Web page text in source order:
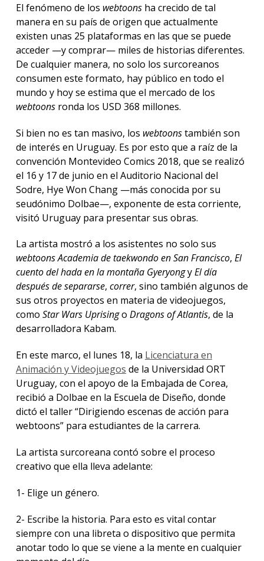
El fenómeno de los webtoonsha crecido de tal
manera en su país de origen que actualmente
existen unas 25 plataformas en las que se puede
acceder —y comprar— miles de historias diferentes.
De cualquier manera, no solo los surcoreanos
consumen este formato, hay público en todo el
mundo y hoy se estima que el mercado de los
webtoonsronda los USD 368 millones.
Si bien no es tan masivo, los webtoonstambién son
de interés en Uruguay. Es por esto que a raíz de la
convención Montevideo Comics 2018, que se realizó
el 16 y 17 de junio en el Auditorio Nacional del
Sodre, Hye Won Chang —más conocida por su
seudónimo Dolbae—, exponente de esta corriente,
visitó Uruguay para presentar sus obras.
La artista mostró a los asistentes no solo sus
webtoonsAcademia de taekwondo en San Francisco, El
cuento del hada en la montaña GyeryongyEl día
después de separarse, correr, sino también algunos de
sus otros proyectos en materia de videojuegos,
como Star Wars Uprisingo Dragons of Atlantis, de la
desarrolladora Kabam.
En este marco, el lunes 18, la Licenciatura en
Animación y Videojuegos de la Universidad ORT
Uruguay, con el apoyo de la Embajada de Corea,
recibió a Dolbae en la Escuela de Diseño, donde
dictó el taller “Dirigiendo escenas de acción para
webtoons” para estudiantes de la carrera.
La artista surcoreana contó sobre el proceso
creativo que ella lleva adelante:
1- Elige un género.
2- Escribe la historia. Para esto es vital contar
siempre con una libreta o dispositivo que permita
anotar todo lo que se viene a la mente en cualquier